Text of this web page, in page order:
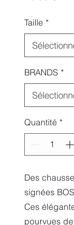
Taille *
BRANDS *
Quantité *
Des
signées
Ces
pourvues